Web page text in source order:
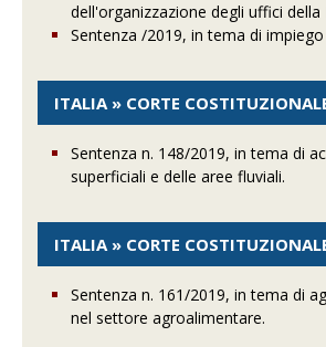
dell'organizzazione degli uffici della
Sentenza /2019, in tema di
ITALIA » CORTE
Sentenza n. 148/2019, in tema di
superficiali e delle aree fluviali.
ITALIA » CORTE
Sentenza n. 161/2019, in tema di
nel settore agroalimentare.